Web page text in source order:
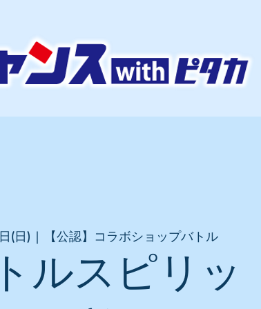
(日)
  |
【公認】コラボショップバトル
ルスピリッ